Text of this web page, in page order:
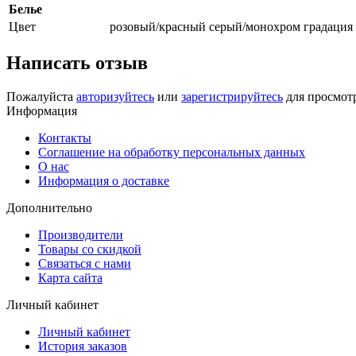
Белье
Цвет
розовый/красный серый/монохром градация
Написать отзыв
Пожалуйста авторизуйтесь или зарегистрируйтесь для
Информация
Контакты
Соглашение на обработку персональных данных
О нас
Информация о доставке
Дополнительно
Производители
Товары со скидкой
Связаться с нами
Карта сайта
Личный кабинет
Личный кабинет
История заказов